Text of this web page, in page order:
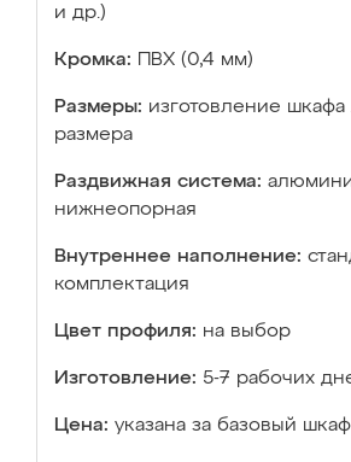
и др.)
Кромка: ПВХ (0,4 мм)
Размеры: изготовление
размера
Раздвижная система:
нижнеопорная
Внутреннее наполнение:
комплектация
Цвет профиля: на выбор
Изготовление: 5-7 рабочих
Цена: указана за базовый шкаф